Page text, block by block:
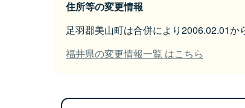
住所等の変更情報
足羽郡美山町は合併により2006.02.01か
福井県の変更情報一覧 はこちら